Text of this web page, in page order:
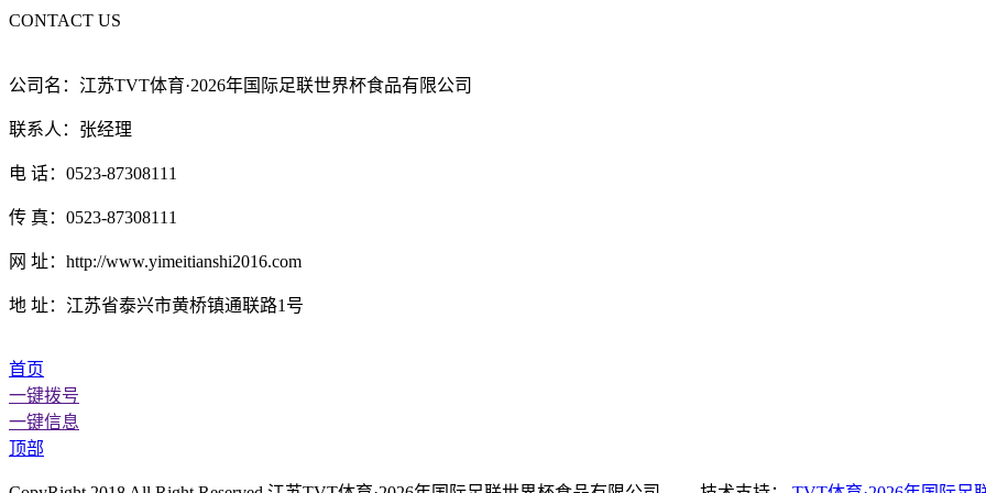
CONTACT US
公司名：江苏TVT体育·2026年国际足联世界杯食品有限公司
联系人：张经理
电 话：0523-87308111
传 真：0523-87308111
网 址：http://www.yimeitianshi2016.com
地 址：江苏省泰兴市黄桥镇通联路1号
首页
一键拨号
一键信息
顶部